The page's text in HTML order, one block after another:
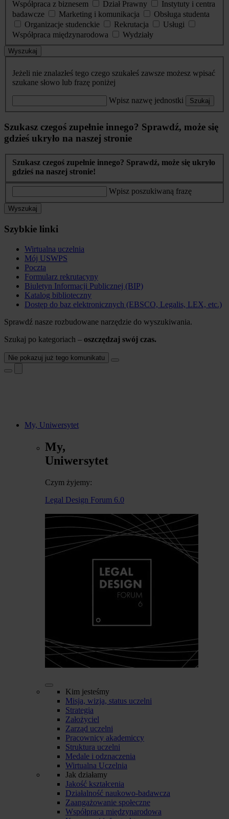
Współpraca z biznesem
Dział Prawny
Instytuty i centra
badawcze
Marketing i komunikacja
Obsługa studenta
Organizacje studenckie
Rekrutacja
Usługi
Współpraca międzynarodowa
Wydziały
Wyszukaj
Jeżeli nie znalazłeś tego czego szukałeś zawsze możesz wpisać
szukane słowo lub frazę poniżej
Wpisz nazwę jednostki Szukaj
Szukasz czegoś zupełnie innego? Sprawdź, może się
gdzieś ukryło na naszej stronie
Szukasz czegoś zupełnie innego? Sprawdź, może się ukryło
gdzieś na naszej stronie!
Wpisz poszukiwaną frazę
Wyszukaj
Szybkie linki
Wirtualna uczelnia
Mój USWPS
Poczta
Formularz rekrutacyny
Biuletyn Informacji Publicznej (BIP)
Katalog biblioteczny
Dostęp do baz elektronicznych (EBSCO, Legalis, LEX, etc.)
Sprawdź nasze rozbudowane narzędzie do wyszukiwania.
Szukaj po kategoriach – oszczędzaj swój czas.
Nie pokazuj już tego komunikatu
My, Uniwersytet
My,
Uniwersytet
Czym żyjemy:
Legal Design Forum 6.0
Kim jesteśmy
Misja, wizja, status uczelni
Strategia
Założyciel
Zarząd uczelni
Pracownicy akademiccy
Struktura uczelni
Medale i odznaczenia
Wirtualna Uczelnia
Jak działamy
Jakość kształcenia
Działalność naukowo-badawcza
Zaangażowanie społeczne
Współpraca międzynarodowa